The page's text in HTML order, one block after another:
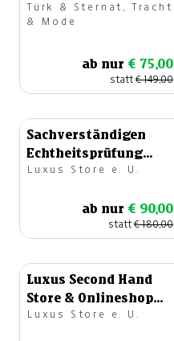
Türk & Sternat, Tracht
& Mode
ab nur € 75,00
statt€ 149,00
Sachverständigen
Echtheitsprüfung
Designertasche bis
Luxus Store e. U.
ab nur € 90,00
statt€ 180,00
Luxus Second Hand
Store & Onlineshop
Designertaschen
Luxus Store e. U.